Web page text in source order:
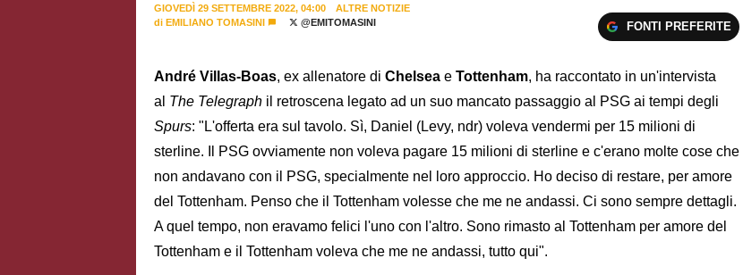
GIOVEDÌ 29 SETTEMBRE 2022, 04:00
ALTRE NOTIZIE
di EMILIANO TOMASINI @EMITOMASINI FONTI PREFERITE
André Villas-Boas, ex allenatore di Chelsea e Tottenham, ha raccontato in un'intervista
al The Telegraph il retroscena legato ad un suo mancato passaggio al PSG ai tempi degli
Spurs: "L'offerta era sul tavolo. Sì, Daniel (Levy, ndr) voleva vendermi per 15 milioni di
sterline. Il PSG ovviamente non voleva pagare 15 milioni di sterline e c'erano molte cose che
non andavano con il PSG, specialmente nel loro approccio. Ho deciso di restare, per amore
del Tottenham. Penso che il Tottenham volesse che me ne andassi. Ci sono sempre dettagli.
A quel tempo, non eravamo felici l'uno con l'altro. Sono rimasto al Tottenham per amore del
Tottenham e il Tottenham voleva che me ne andassi, tutto qui".